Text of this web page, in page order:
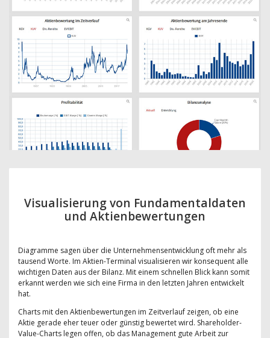
Visualisierung von Fundamentaldaten
und Aktienbewertungen
Diagramme sagen über die Unternehmensentwicklung oft mehr als
tausend Worte. Im Aktien-Terminal visualisieren wir konsequent alle
wichtigen Daten aus der Bilanz. Mit einem schnellen Blick kann somit
erkannt werden wie sich eine Firma in den letzten Jahren entwickelt
hat.
Charts mit den Aktienbewertungen im Zeitverlauf zeigen, ob eine
Aktie gerade eher teuer oder günstig bewertet wird. Shareholder-
Value-Charts legen offen, ob das Management gute Arbeit zur